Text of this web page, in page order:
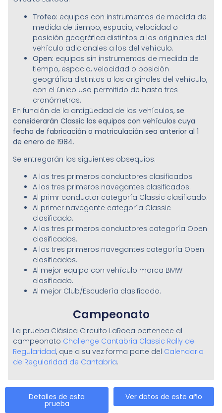
Trofeo: equipos con instrumentos de medida de
medida de tiempo, espacio, velocidad o
posición geográfica distintos a los originales del
vehículo adicionales a los del vehículo.
Open: equipos sin instrumentos de medida de
tiempo, espacio, velocidad o posición
geográfica distintos a los originales del vehículo,
con el único uso permitido de hasta tres
cronómetros.
En función de la antigüedad de los vehículos, se
considerarán Classic los equipos con vehículos cuya
fecha de fabricación o matriculación sea anterior al 1
de enero de 1984.
Se entregarán los siguientes obsequios:
A los tres primeros conductores clasificados.
A los tres primeros navegantes clasificados.
Al primr conductor categoría Classic clasificado.
Al primer navegante categoría Classic
clasificado.
A los tres primeros conductores categoría Open
clasificados.
A los tres primeros navegantes categoría Open
clasificados.
Al mejor equipo con vehículo marca BMW
clasificado.
Al mejor Club/Escudería clasificado.
Campeonato
La prueba Clásica Circuito LaRoca pertenece al
campeonato Challenge Cantabria Classic Rally de
Regularidad, que a su vez forma parte del Calendario
de Regularidad de Cantabria.
Detalles de esta
prueba
Ver datos de este año